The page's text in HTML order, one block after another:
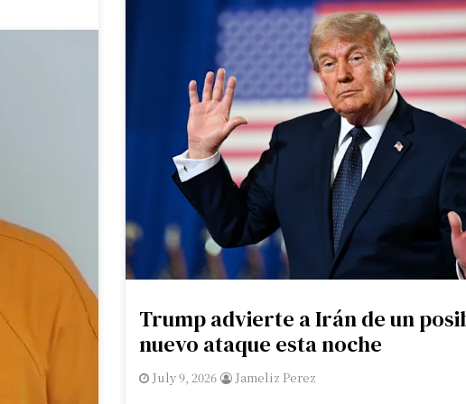
Trump advierte a Irán de un
nuevo ataque esta noche
July 9, 2026 Jameliz Perez